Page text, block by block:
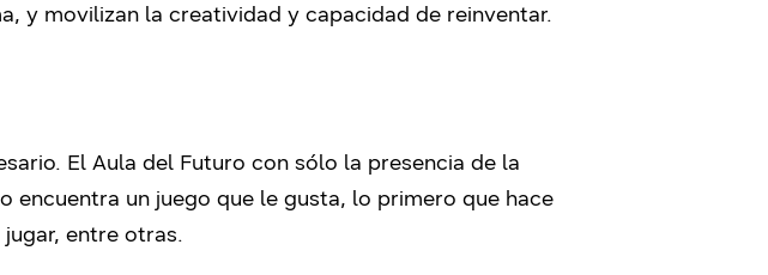
y movilizan la creatividad y capacidad de reinventar.
El Aula del Futuro con sólo la presencia de la
un juego que le gusta, lo primero que hace
entre otras.